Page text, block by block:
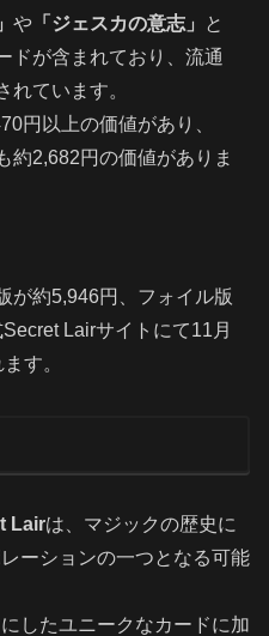
や 「ジェスカの意志」 と
ドが含まれており、流通
れています。
円以上の価値があり、
約2,682円の価値がありま
が約5,946円、フォイル版
Lairサイトにて11月
す。
Lairは、マジックの歴史に
ーションの一つとなる可能
したユニークなカードに加